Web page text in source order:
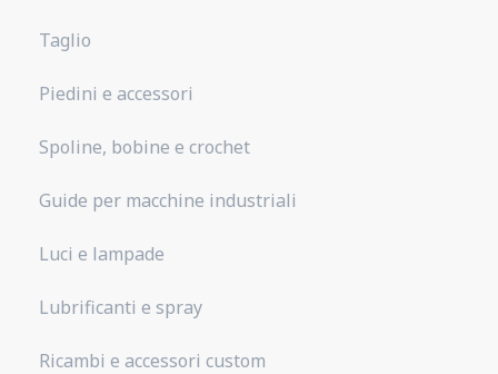
Taglio
Piedini e accessori
Spoline, bobine e crochet
Guide per macchine industriali
Luci e lampade
Lubrificanti e spray
Ricambi e accessori custom